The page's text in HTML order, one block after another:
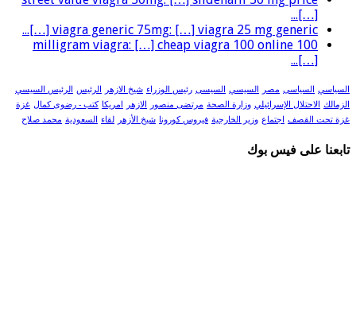
[…]...
viagra generic 75mg: […] viagra 25 mg generic […]...
100 milligram viagra: […] cheap viagra 100 online
[…]...
السياسي السياسى مصر السيسي السيسى رئيس الوزراء شيخ الازهر الرئيس الرئيس السيسي
الزمالك الاحتلال الإسرائيلي وزارة الصحة مرتضى منصور الازهر امريكا كتب - رضوى كمال غزة
غزة تحت القصف اجتماع وزير الخارجية فيروس كورونا شيخ الأزهر لقاء السعودية محمد صلاح
تابعنا على فيس بوك